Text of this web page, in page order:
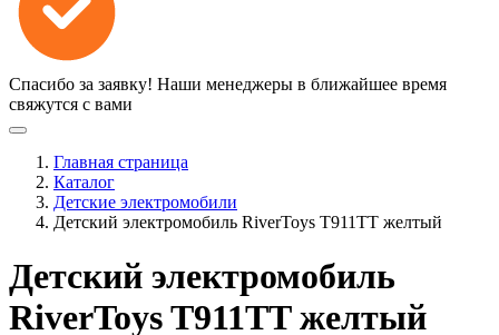
Спасибо за заявку! Наши менеджеры в ближайшее время
свяжутся с вами
Главная страница
Каталог
Детские электромобили
Детский электромобиль RiverToys T911TT желтый
Детский электромобиль
RiverToys T911TTжелтый